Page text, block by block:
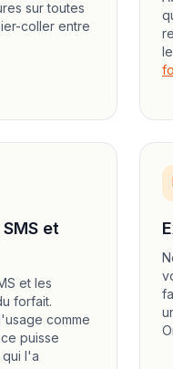
sur toutes
coller entre
et
et les
forfait.
comme
puisse
l'a